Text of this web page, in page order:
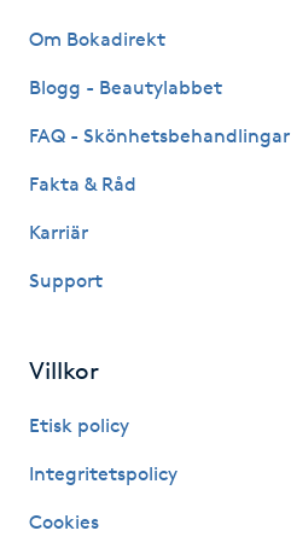
Hyaluronsyra
Hypnos
Hårborttagning
Hårbottenbehandling
Hårförlängning
Om Bokadirekt
Blogg - Beautylabbet
FAQ - Skönhetsbehandlingar
Fakta & Råd
Karriär
Support
Villkor
Etisk policy
Integritetspolicy
Cookies